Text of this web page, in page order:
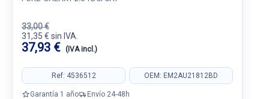
33,00 €
31,35 € sin IVA.
37,93 € (IVA incl.)
Ref: 4536512 OEM: EM2AU21812BD
Garantía 1 año Envío 24-48h